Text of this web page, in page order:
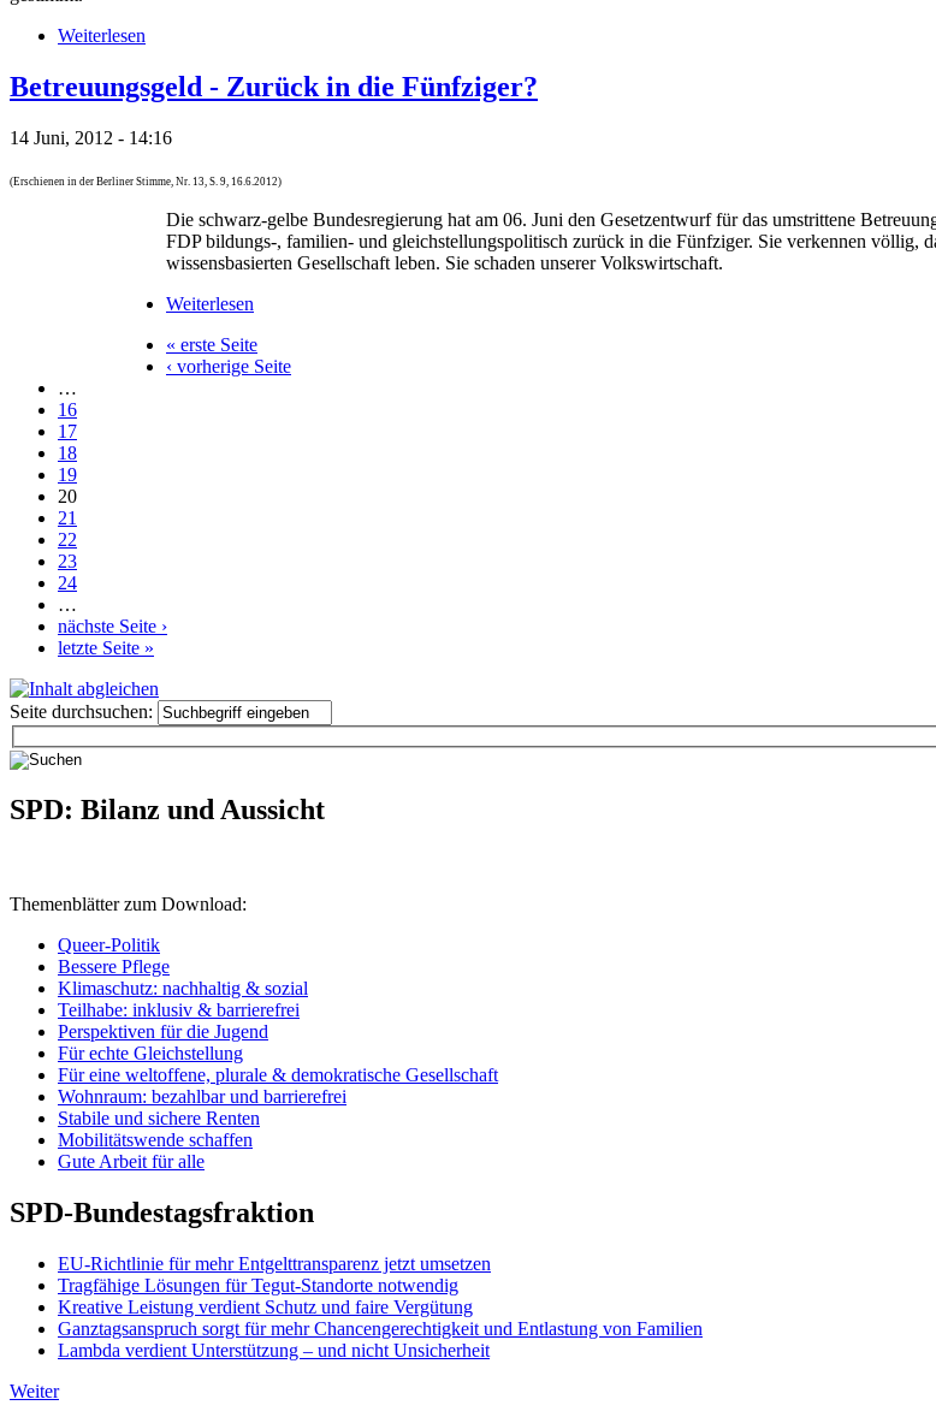
Weiterlesen
Betreuungsgeld - Zurück in die Fünfziger?
14 Juni, 2012 - 14:16
(Erschienen in der Berliner Stimme, Nr. 13, S. 9, 16.6.2012)
Die schwarz-gelbe Bundesregierung hat am 06. Juni den Gesetzentwurf für das umstrittene
FDP bildungs-, familien- und gleichstellungspolitisch zurück in die Fünfziger. Sie verkennen völlig,
wissensbasierten Gesellschaft leben. Sie schaden unserer Volkswirtschaft.
Weiterlesen
« erste Seite
‹ vorherige Seite
…
16
17
18
19
20
21
22
23
24
…
nächste Seite ›
letzte Seite »
Seite durchsuchen:
SPD: Bilanz und Aussicht
Themenblätter zum Download:
Queer-Politik
Bessere Pflege
Klimaschutz: nachhaltig & sozial
Teilhabe: inklusiv & barrierefrei
Perspektiven für die Jugend
Für echte Gleichstellung
Für eine weltoffene, plurale & demokratische Gesellschaft
Wohnraum: bezahlbar und barrierefrei
Stabile und sichere Renten
Mobilitätswende schaffen
Gute Arbeit für alle
SPD-Bundestagsfraktion
EU-Richtlinie für mehr Entgelttransparenz jetzt umsetzen
Tragfähige Lösungen für Tegut-Standorte notwendig
Kreative Leistung verdient Schutz und faire Vergütung
Ganztagsanspruch sorgt für mehr Chancengerechtigkeit und Entlastung von Familien
Lambda verdient Unterstützung – und nicht Unsicherheit
Weiter